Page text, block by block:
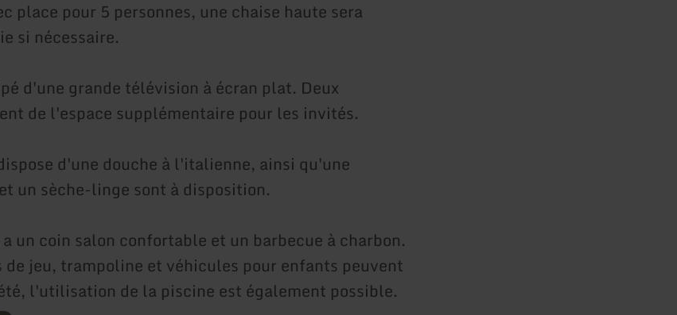
place pour 5 personnes, une chaise haute sera
si nécessaire.
d'une grande télévision à écran plat. Deux
de l'espace supplémentaire pour les invités.
d'une douche à l'italienne, ainsi qu'une
un sèche-linge sont à disposition.
un coin salon confortable et un barbecue à charbon.
de jeu, trampoline et véhicules pour enfants peuvent
l'utilisation de la piscine est également possible.